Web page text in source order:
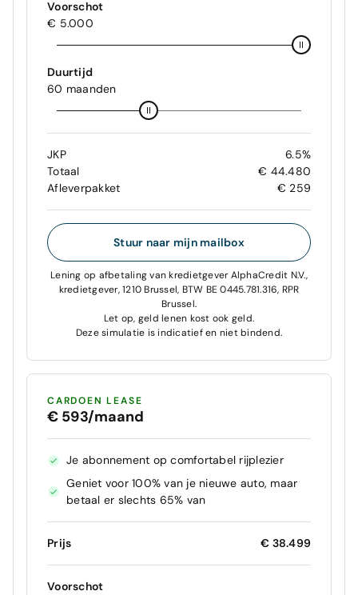
Voorschot
€ 5.000
Duurtijd
60 maanden
JKP
6.5%
Totaal
€ 44.480
Afleverpakket
€ 259
Stuur naar mijn mailbox
Lening op afbetaling van kredietgever AlphaCredit N.V.,
kredietgever, 1210 Brussel, BTW BE 0445.781.316, RPR
Brussel.
Let op, geld lenen kost ook geld.
Deze simulatie is indicatief en niet bindend.
CARDOEN LEASE
€ 593/maand
Je abonnement op comfortabel rijplezier
Geniet voor 100% van je nieuwe auto, maar
betaal er slechts 65% van
Prijs € 38.499
Voorschot